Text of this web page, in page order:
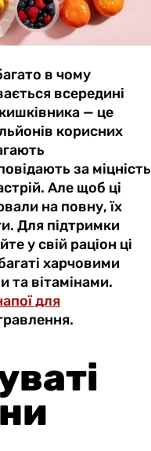
в чому
всередині
— це
корисних
за міцність
Але щоб ці
на повну, їх
Для підтримки
у свій раціон ці
харчовими
та вітамінами.
для